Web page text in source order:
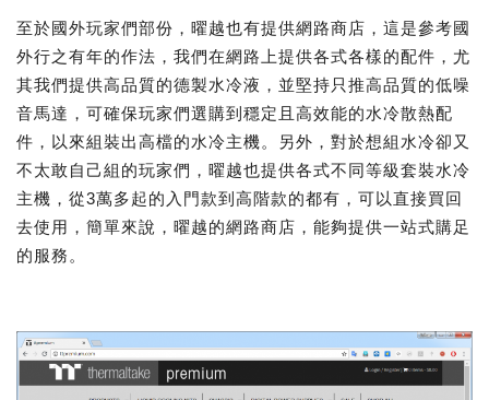
至於國外玩家們部份，曜越也有提供網路商店，這是參考國
外行之有年的作法，我們在網路上提供各式各樣的配件，尤
其我們提供高品質的德製水冷液，並堅持只推高品質的低噪
音馬達，可確保玩家們選購到穩定且高效能的水冷散熱配
件，以來組裝出高檔的水冷主機。另外，對於想組水冷卻又
不太敢自己組的玩家們，曜越也提供各式不同等級套裝水冷
主機，從3萬多起的入門款到高階款的都有，可以直接買回
去使用，簡單來說，曜越的網路商店，能夠提供一站式購足
的服務。